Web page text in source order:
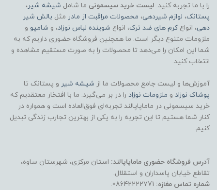
را با ما تجربه کنید. لیست خرید سیسمونی ما شامل شیشه شیر،
پستانک، لوازم شیردهی، محصولات مراقبت از مادر مثل بالش شیر
دهی، انواعکرم های ضد ترک، انواع شوینده لباس نوزاد، و شامپو و
ملزومات متنوع دیگر است. ما همچنین فروشگاه حضوری داریم که به
شما این امکان را می‌دهد تا محصولات را به صورت مستقیم مشاهده و
انتخاب کنید.
آموزش‌ها و لیست جامع محصولات ما از شیشه شیر و پستانک تا
پوشاک نوزاد و ملزومات نوزاد را در بر می‌گیرد. ما با افتخار معتقدیم که
خرید سیسمونی در ماماپاپالند تجربه‌ای فوق‌العاده است و همواره در
کنار شما هستیم تا این تجربه را به یکی از بهترین تجارب زندگی تبدیل
کنیم.
آدرس فروشگاه حضوری ماماپاپالند: استان مرکزی، شهرستان ساوه،
تقاطع خیابان پاسداران و استقلال.
شماره تماس مغازه: